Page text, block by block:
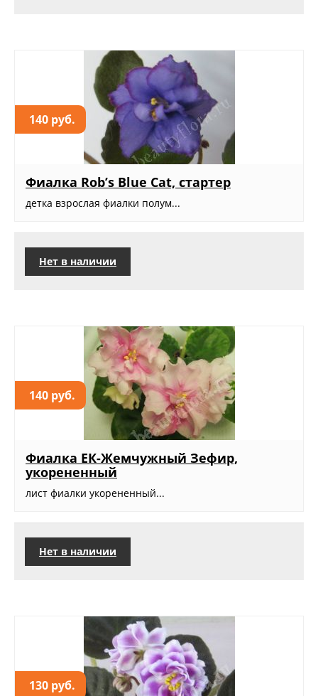
140 руб.
Фиалка Rob’s Blue Cat, стартер
детка взрослая фиалки полум...
Нет в наличии
140 руб.
Фиалка ЕК-Жемчужный Зефир,
укорененный
лист фиалки укорененный...
Нет в наличии
130 руб.